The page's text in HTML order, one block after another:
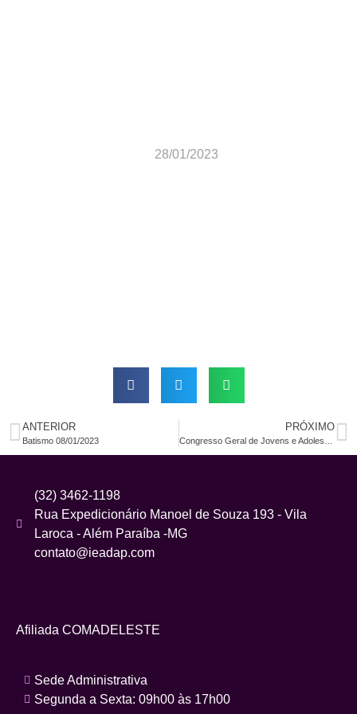
28/01/2023
ANTERIOR
Batismo 08/01/2023
PRÓXIMO
(32) 3462-1198
Rua Expedicionário Manoel de Souza 193 - Vila
Laroca - Além Paraíba -MG
contato@ieadap.com
Afiliada COMADELESTE
Sede Administrativa
Segunda a Sexta: 09h00 às 17h00